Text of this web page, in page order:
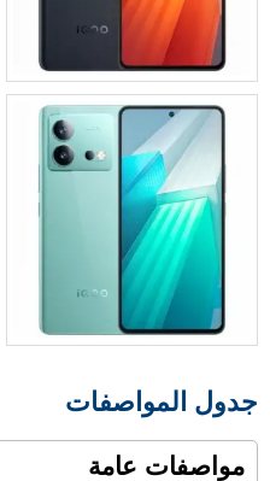
جدول المواصفات
مواصفات عامة